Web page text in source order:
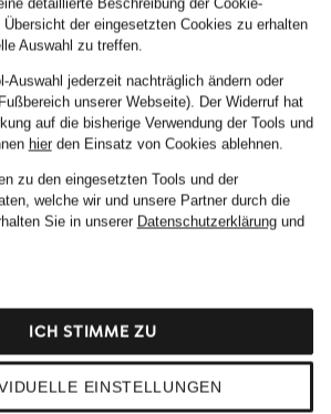
ENTDECKEN
Übersicht der eingesetzten Cookies zu erhalten
Auswahl zu treffen.
Auswahl jederzeit nachträglich ändern oder
unserer Webseite). Der Widerruf hat
auf die bisherige Verwendung der Tools und
hierden Einsatz von Cookies ablehnen.
zu den eingesetzten Tools und der
welche wir und unsere Partner durch die
Sie in unserer Datenschutzerklärungund
EINSTELLUNGEN
ICH STIMME ZU